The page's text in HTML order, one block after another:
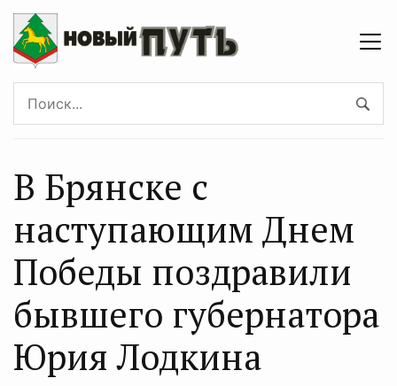
В Брянске с
наступающим Днем
Победы поздравили
бывшего губернатора
Юрия Лодкина